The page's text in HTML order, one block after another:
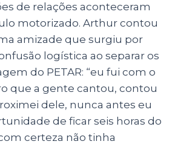
de relações aconteceram
motorizado. Arthur contou
amizade que surgiu por
logística ao separar os
do PETAR: “eu fui com o
que a gente cantou, contou
dele, nunca antes eu
de ficar seis horas do
certeza não tinha